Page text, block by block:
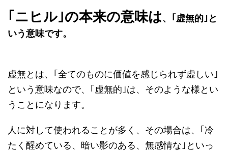
｢ニヒル｣の本来の意味は、｢虚無的｣と
いう意味です。
虚無とは、｢全てのものに価値を感じられず虚しい｣
という意味なので、｢虚無的｣は、そのような様とい
うことになります。
人に対して使われることが多く、その場合は、｢冷
たく醒めている、暗い影のある、無感情な｣といっ